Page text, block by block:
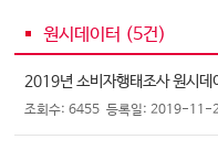
원시데이터 (5건)
2019년 소비자행태조사 원시데
조회수: 6455 등록일: 2019-11-